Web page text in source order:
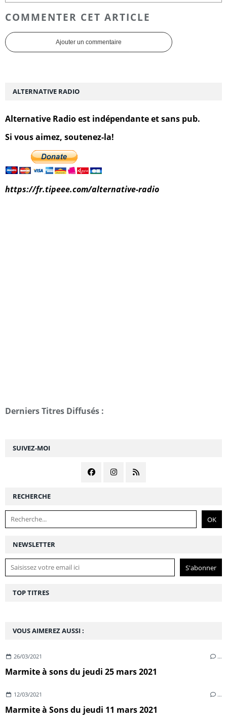
COMMENTER CET ARTICLE
Ajouter un commentaire
NEWSLETTER
SUIVEZ-MOI
RECHERCHE
VOUS AIMEREZ AUSSI :
26/03/2021 …
Marmite à sons du jeudi 25 mars 2021
12/03/2021 …
Marmite à Sons du jeudi 11 mars 2021
ALTERNATIVE RADIO
Alternative Radio est indépendante et sans pub.
Si vous aimez, soutenez-la!
https://fr.tipeee.com/alternative-radio
Derniers Titres Diffusés :
TOP TITRES